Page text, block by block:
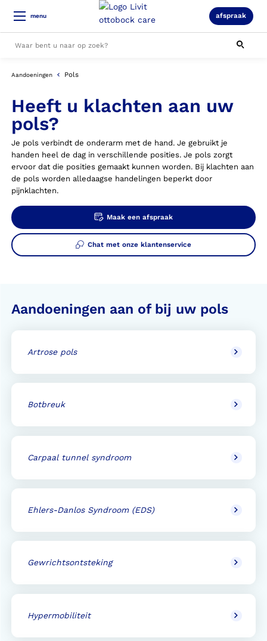
menu afspraak
Alle resultaten
Aandoeningen Pols
Heeft u klachten aan uw
pols?
Je pols verbindt de onderarm met de hand. Je gebruikt je
handen heel de dag in verschillende posities. Je pols zorgt
ervoor dat die posities gemaakt kunnen worden. Bij klachten aan
de pols worden alledaagse handelingen beperkt door
pijnklachten.
Maak een afspraak
Chat met onze klantenservice
Aandoeningen aan of bij uw pols
Artrose pols
Botbreuk
Carpaal tunnel syndroom
Ehlers-Danlos Syndroom (EDS)
Gewrichtsontsteking
Hypermobiliteit